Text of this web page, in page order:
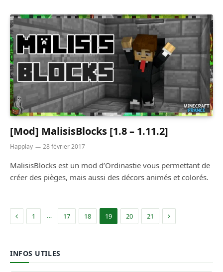
[Mod] MalisisBlocks [1.8 – 1.11.2]
Happlay 28 février 2017
MalisisBlocks est un mod d’Ordinastie vous permettant de
créer des pièges, mais aussi des décors animés et colorés.
Précédent
1 … 17 18 19 20 21 Suivant
INFOS UTILES